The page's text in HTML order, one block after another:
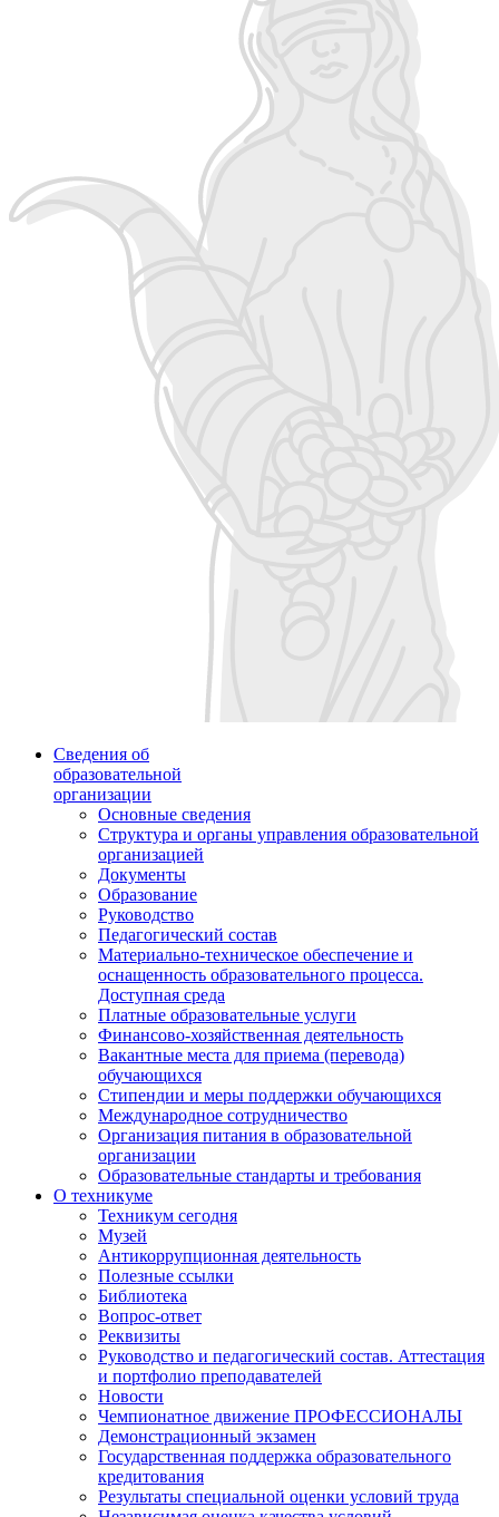
Сведения об
образовательной
организации
Основные сведения
Структура и органы управления образовательной
организацией
Документы
Образование
Руководство
Педагогический состав
Материально-техническое обеспечение и
оснащенность образовательного процесса.
Доступная среда
Платные образовательные услуги
Финансово-хозяйственная деятельность
Вакантные места для приема (перевода)
обучающихся
Стипендии и меры поддержки обучающихся
Международное сотрудничество
Организация питания в образовательной
организации
Образовательные стандарты и требования
О техникуме
Техникум сегодня
Музей
Антикоррупционная деятельность
Полезные ссылки
Библиотека
Вопрос-ответ
Реквизиты
Руководство и педагогический состав. Аттестация
и портфолио преподавателей
Новости
Чемпионатное движение ПРОФЕССИОНАЛЫ
Демонстрационный экзамен
Государственная поддержка образовательного
кредитования
Результаты специальной оценки условий труда